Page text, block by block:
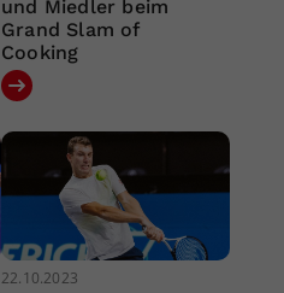
und Miedler beim
Grand Slam of
Cooking
22.10.2023